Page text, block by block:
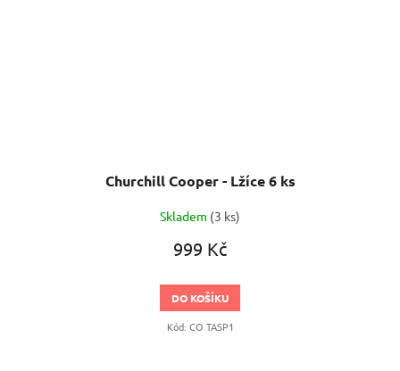
Churchill Cooper - Lžíce 6 ks
Skladem (3 ks)
999 Kč
DO KOŠÍKU
Kód: CO TASP1